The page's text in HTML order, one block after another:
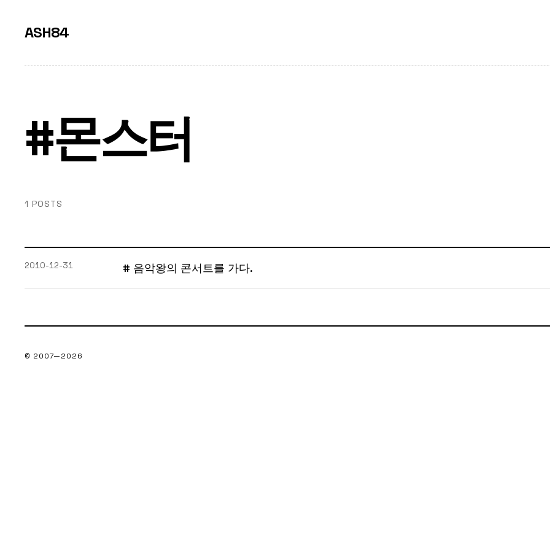
ASH84
#몬스터
1 POSTS
2010-12-31 # 음악왕의 콘서트를 가다.
© 2007—2026